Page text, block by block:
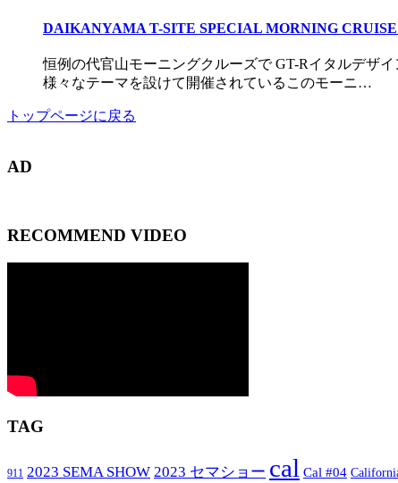
DAIKANYAMA T-SITE SPECIAL MORNING CRUISE
恒例の代官山モーニングクルーズで GT-Rイタルデザ
様々なテーマを設けて開催されているこのモーニ…
トップページに戻る
AD
RECOMMEND VIDEO
TAG
911 2023 SEMA SHOW 2023 セマショー cal Cal #04